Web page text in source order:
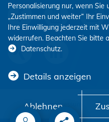
Impressum
Personalisierung nur, wenn Sie
„Zustimmen und weiter“ Ihr
Ihre Einwilligung jederzeit mit
widerrufen. Beachten Sie bitte
Datenschutz.
Details anzeigen
Ablehnen